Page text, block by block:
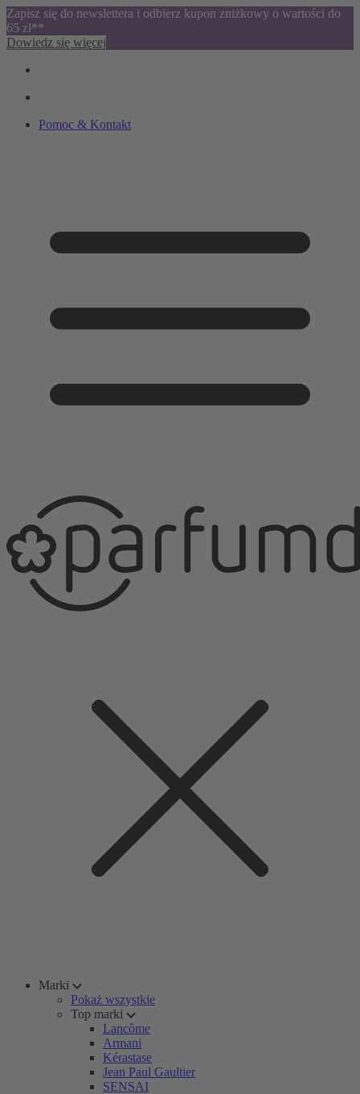
Zapisz się do newslettera i odbierz kupon zniżkowy o wartości do
65 zł**
Dowiedz się więcej
Pomoc & Kontakt
Marki
Pokaż wszystkie
Top marki
Lancôme
Armani
Kérastase
Jean Paul Gaultier
SENSAI